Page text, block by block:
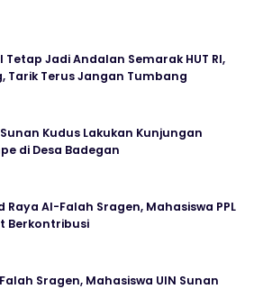
Jadi Andalan Semarak HUT RI,
Tarik Terus Jangan Tumbang
Sunan Kudus Lakukan Kunjungan
di Desa Badegan
Raya Al-Falah Sragen, Mahasiswa PPL
Berkontribusi
Sragen, Mahasiswa UIN Sunan